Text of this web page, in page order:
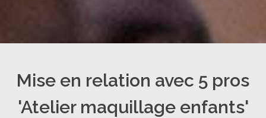
Mise en relation avec 5 pros
'Atelier maquillage enfants'